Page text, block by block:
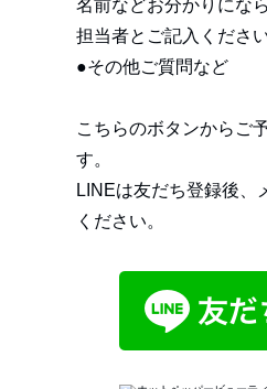
名前などお分かりにな
担当者とご記入ください
●その他ご質問など
こちらのボタンからご
す。
LINEは友だち登録後、
ください。